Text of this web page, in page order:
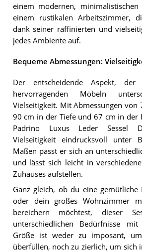
einem modernen,
einem rustikalen Arbeitszimmer,
dank seiner raffinierten und
jedes Ambiente auf.
Bequeme Abmessungen:
Der entscheidende Aspekt,
hervorragenden Möbeln
Vielseitigkeit. Mit Abmessungen von
90 cm in der Tiefe und 67 cm in der
Padrino Luxus Leder Sessel
Vielseitigkeit eindrucksvoll unter
Maßen passt er sich an
und lässt sich leicht in
Zuhauses aufstellen.
Ganz gleich, ob du eine gemütliche
oder dein großes Wohnzimmer
bereichern möchtest, dieser
unterschiedlichen Bedürfnisse
Größe ist weder zu imposant,
überfüllen, noch zu zierlich, um sich